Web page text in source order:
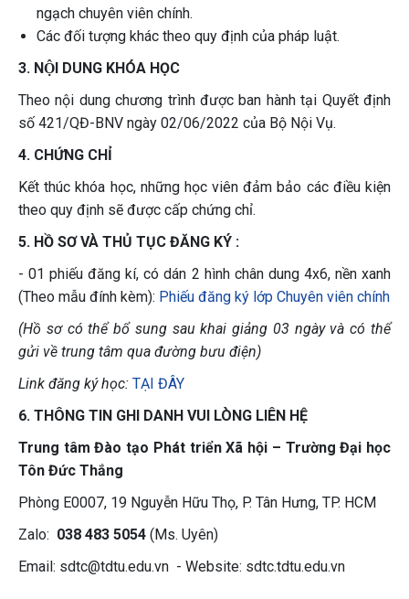
ngạch chuyên viên chính.
Các đối tượng khác theo quy định của pháp luật.
3. NỘI DUNG KHÓA HỌC
Theo nội dung chương trình được ban hành tại Quyết định
số 421/QĐ-BNV ngày 02/06/2022 của Bộ Nội Vụ.
4. CHỨNG CHỈ
Kết thúc khóa học, những học viên đảm bảo các điều kiện
theo quy định sẽ được cấp chứng chỉ.
5. HỒ SƠ VÀ THỦ TỤC ĐĂNG KÝ :
- 01 phiếu đăng kí, có dán 2 hình chân dung 4x6, nền xanh
(Theo mẫu đính kèm): Phiếu đăng ký lớp Chuyên viên chính
(Hồ sơ có thể bổ sung sau khai giảng 03 ngày và có thể
gửi về trung tâm qua đường bưu điện)
Link đăng ký học: TẠI ĐÂY
6. THÔNG TIN GHI DANH VUI LÒNG LIÊN HỆ
Trung tâm Đào tạo Phát triển Xã hội – Trường Đại học
Tôn Đức Thắng
Phòng E0007, 19 Nguyễn Hữu Thọ, P. Tân Hưng, TP. HCM
Zalo: 038 483 5054 (Ms. Uyên)
Email: sdtc@tdtu.edu.vn - Website: sdtc.tdtu.edu.vn